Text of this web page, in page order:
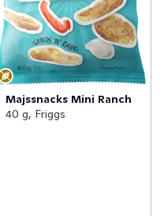
Majssnacks Mini Ranch
40 g, Friggs